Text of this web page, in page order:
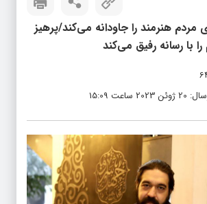
مردم هنرمند را جاودانه می‌کند/پرهیز
با رسانه رفیق می‌کند
15:09